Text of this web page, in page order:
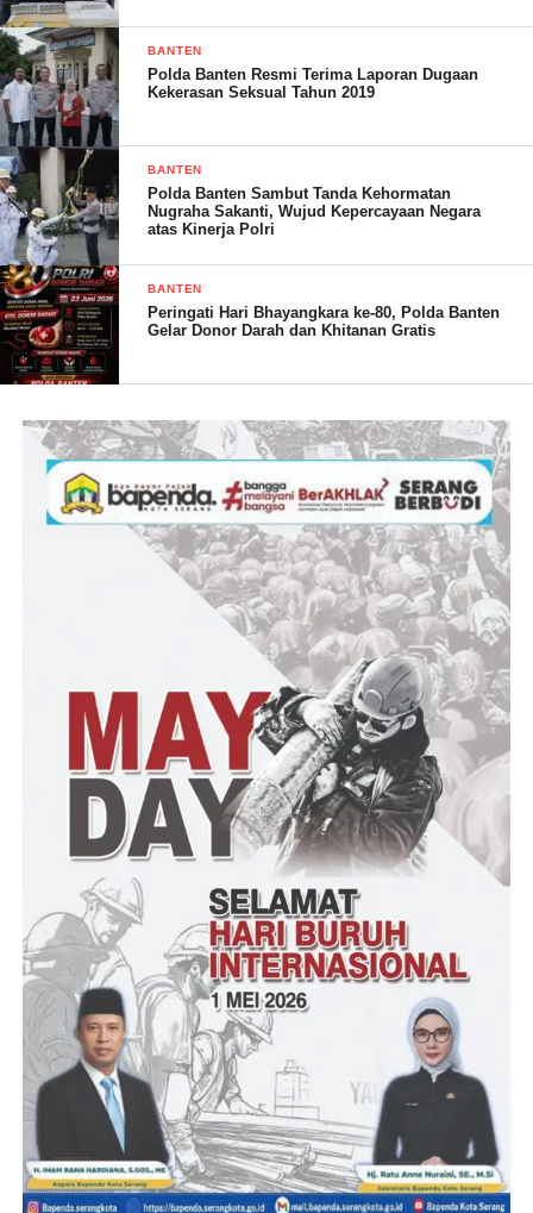
BANTEN
Polda Banten Resmi Terima Laporan Dugaan
Kekerasan Seksual Tahun 2019
BANTEN
Polda Banten Sambut Tanda Kehormatan
Nugraha Sakanti, Wujud Kepercayaan Negara
atas Kinerja Polri
BANTEN
Peringati Hari Bhayangkara ke-80, Polda Banten
Gelar Donor Darah dan Khitanan Gratis